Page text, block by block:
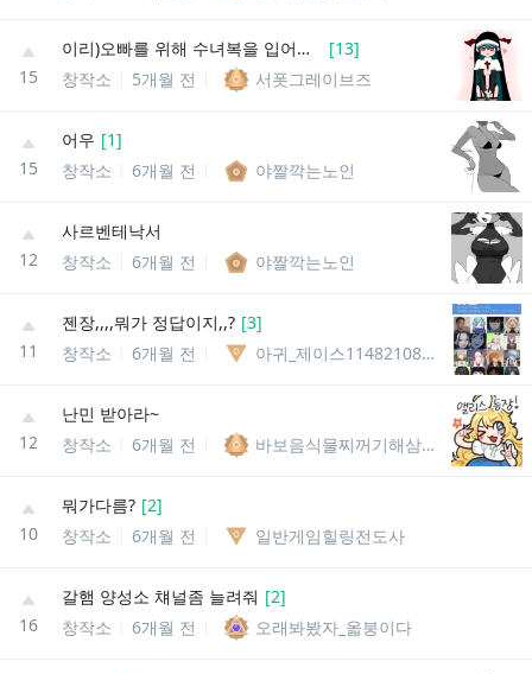
15
이리)오빠를 위해 수녀복을 입어본 비앙카 [13]
창작소
5개월 전 서폿그레이브즈
15
어우 [1]
창작소
6개월 전 야짤깍는노인
12
사르벤테낙서
창작소
6개월 전 야짤깍는노인
11
젠장,,,,뭐가 정답이지,,? [3]
창작소
6개월 전 아귀_제이스11482108753715
12
난민 받아라~
창작소
6개월 전 바보음식물찌꺼기해삼말미잘
10
뭐가다름? [2]
창작소
6개월 전 일반게임힐링전도사
16
갈햄 양성소 챼널좀 늘려줘 [2]
창작소
6개월 전 오래봐봤자_옯붕이다